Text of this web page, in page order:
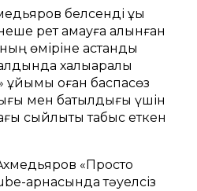
белсенді құқық
рет қамауға алынған
өміріне қастандық
халықаралық
ұйымы оған баспасөз
мен батылдығы үшін
сыйлықты табыс еткен
Ахмедьяров «Просто
арнасында тәуелсіз